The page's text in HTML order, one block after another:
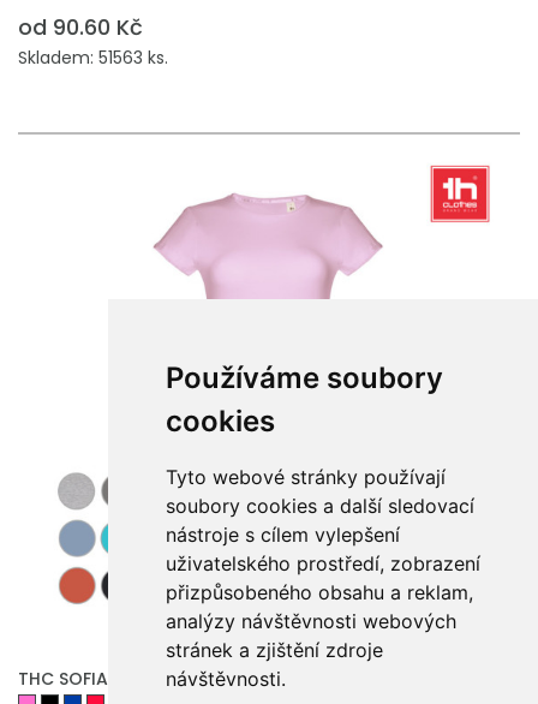
Používáme soubory
cookies
Tyto webové stránky používají
soubory cookies a další sledovací
nástroje s cílem vylepšení
uživatelského prostředí, zobrazení
přizpůsobeného obsahu a reklam,
analýzy návštěvnosti webových
stránek a zjištění zdroje
návštěvnosti.
od 90.60 Kč
Skladem: 51563 ks.
THC SOFIA. Dámské bavlněné tričko s páskem